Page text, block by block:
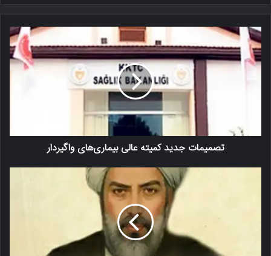
تصمیمات جدید کمیته عالی بیماری‌های واگیردار